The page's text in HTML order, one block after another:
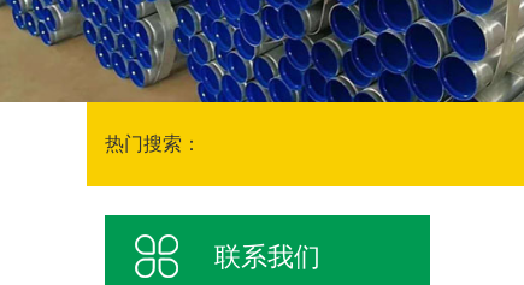
热门搜索：
联系我们